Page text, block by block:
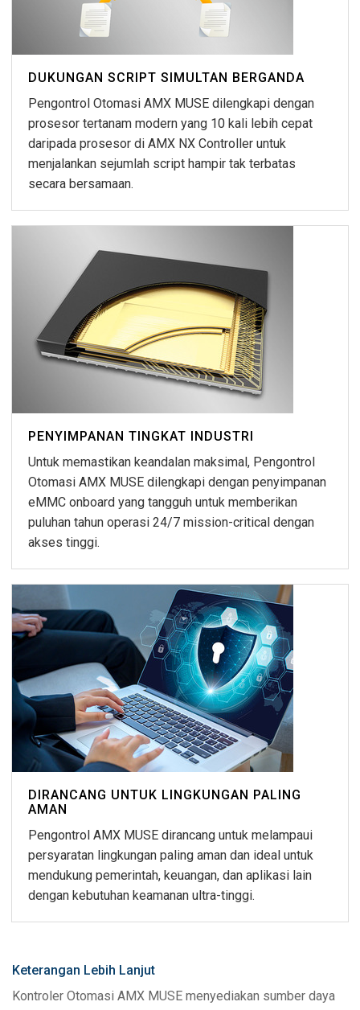
DUKUNGAN SCRIPT SIMULTAN BERGANDA
Pengontrol Otomasi AMX MUSE dilengkapi dengan
prosesor tertanam modern yang 10 kali lebih cepat
daripada prosesor di AMX NX Controller untuk
menjalankan sejumlah script hampir tak terbatas
secara bersamaan.
PENYIMPANAN TINGKAT INDUSTRI
Untuk memastikan keandalan maksimal, Pengontrol
Otomasi AMX MUSE dilengkapi dengan penyimpanan
eMMC onboard yang tangguh untuk memberikan
puluhan tahun operasi 24/7 mission-critical dengan
akses tinggi.
DIRANCANG UNTUK LINGKUNGAN PALING
AMAN
Pengontrol AMX MUSE dirancang untuk melampaui
persyaratan lingkungan paling aman dan ideal untuk
mendukung pemerintah, keuangan, dan aplikasi lain
dengan kebutuhan keamanan ultra-tinggi.
Keterangan Lebih Lanjut
Kontroler Otomasi AMX MUSE menyediakan sumber daya